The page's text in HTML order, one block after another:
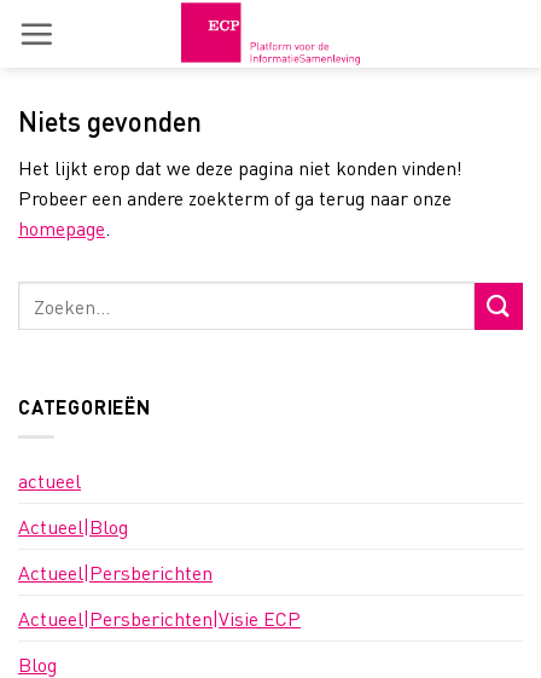
Niets gevonden
Het lijkt erop dat we deze pagina niet konden vinden!
Probeer een andere zoekterm of ga terug naar onze
homepage
CATEGORIEËN
actueel
Actueel|Blog
Actueel|Persberichten
Actueel|Persberichten|Visie ECP
Blog